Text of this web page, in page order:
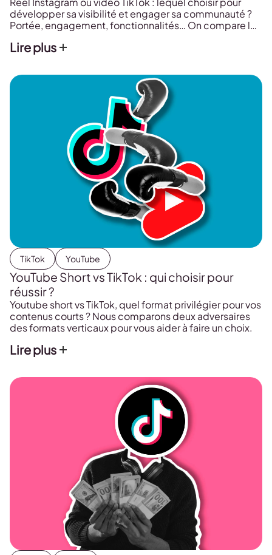
développer sa visibilité et engager sa communauté ?
Portée, engagement, fonctionnalités… On compare les
mieux orienter votre stratégie.
Lire plus
TikTok YouTube
YouTube Short vs TikTok : qui choisir pour
réussir ?
Youtube short vs TikTok, quel format privilégier pour vos
contenus courts ? Nous comparons deux adversaires
des formats verticaux pour vous aider à faire un choix.
Lire plus